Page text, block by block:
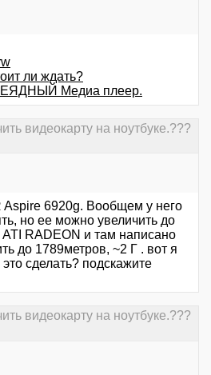
ли ждать?
Медиа плеер.
видеокарту на ноутбуке.???
Aspire 6920g. Вообщем у него
но ее можно увеличить до
RADEON и там написано
до 1789метров, ~2 Г . вот я
это сделать? подскажите
видеокарту на ноутбуке.???